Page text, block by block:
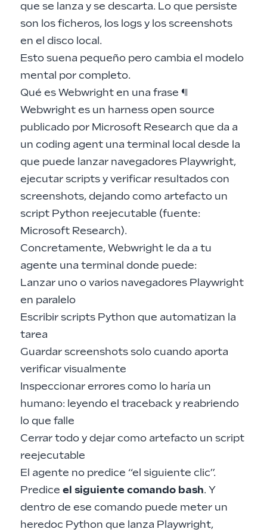
que se lanza y se descarta. Lo que persiste
son los ficheros, los logs y los screenshots
en el disco local.
Esto suena pequeño pero cambia el modelo
mental por completo.
Qué es Webwright en una frase ¶
Webwright es un harness open source
publicado por Microsoft Research que da a
un coding agent una terminal local desde la
que puede lanzar navegadores Playwright,
ejecutar scripts y verificar resultados con
screenshots, dejando como artefacto un
script Python reejecutable (fuente:
Microsoft Research).
Concretamente, Webwright le da a tu
agente una terminal donde puede:
Lanzar uno o varios navegadores Playwright
en paralelo
Escribir scripts Python que automatizan la
tarea
Guardar screenshots solo cuando aporta
verificar visualmente
Inspeccionar errores como lo haría un
humano: leyendo el traceback y reabriendo
lo que falle
Cerrar todo y dejar como artefacto un script
reejecutable
El agente no predice “el siguiente clic”.
Predice el siguiente comando bash. Y
dentro de ese comando puede meter un
heredoc Python que lanza Playwright,